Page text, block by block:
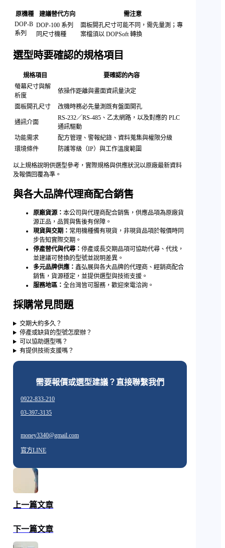
原機種 建議替代方向
需注意
DOP-B
系列
DOP-100 系列
同尺寸機種
面板開孔尺寸可能不同，需先量測；專
案檔須以 DOPSoft 轉換
選型時要確認的規格項目
規格項目
要確認的內容
螢幕尺寸與解
析度
依操作距離與畫面資訊量決定
面板開孔尺寸 改機時務必先量測既有盤面開孔
通訊介面
RS-232／RS-485、乙太網路，以及對應的 PLC
通訊驅動
功能需求
配方管理、警報紀錄、資料蒐集與權限分級
環境條件
防護等級（IP）與工作溫度範圍
以上規格說明供選型參考，實際規格與供應狀況以原廠最新資料
及報價回覆為準。
與各大品牌代理商配合銷售
原廠貨源：本公司與代理商配合銷售，供應品項為原廠貨
源正品，品質與售後有保障。
現貨與交期： 常用機種備有現貨，非現貨品項於報價時同
步告知實際交期。
停產替代與代尋：停產或長交期品項可協助代尋、代找，
並建議可替換的型號並說明差異。
多元品牌供應：鑫弘展與各大品牌的代理商、經銷商配合
銷售，貨源穩定，並提供選型與技術支援。
服務地區：全台灣皆可服務，歡迎來電洽詢。
採購常見問題
交期大約多久？
停產或缺貨的型號怎麼辦？
可以協助選型嗎？
有提供技術支援嗎？
需要報價或選型建議？直接聯繫我們
0922-833-210
03-397-3135
money3340@gmail.com
官方LINE
上一篇文章
下一篇文章